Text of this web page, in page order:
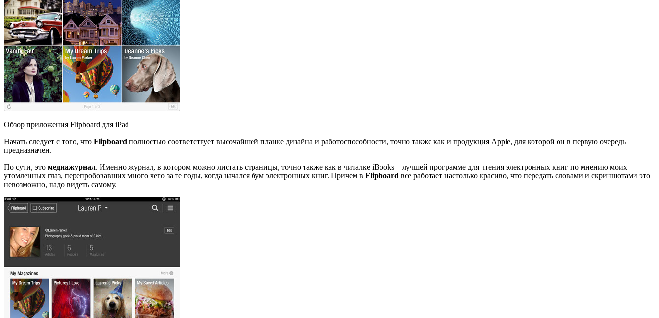
Обзор приложения Flipboard для iPad
Начать следует с того, что Flipboard полностью соответствует высочайшей планке дизайна и работоспособности, точно также как и продукция Apple, для которой он в первую очередь
предназначен.
По сути, это медиажурнал. Именно журнал, в котором можно листать страницы, точно также как в читалке iBooks – лучшей программе для чтения электронных книг по мнению моих
утомленных глаз, перепробовавших много чего за те годы, когда начался бум электронных книг. Причем в Flipboard все работает настолько красиво, что передать словами и скриншотами это
невозможно, надо видеть самому.